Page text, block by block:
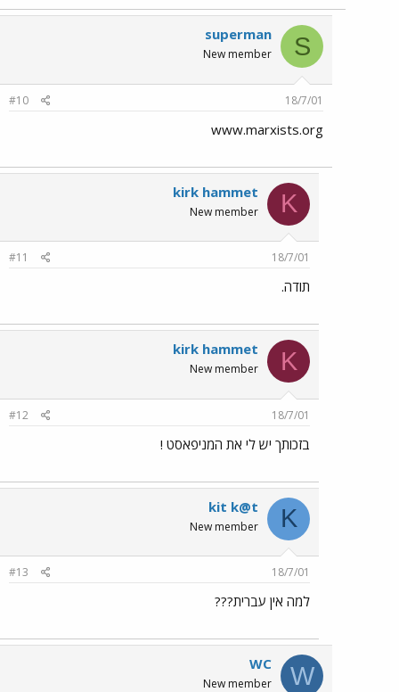
S
superman
New member
18/7/01
#10
www.marxists.org
K
kirk hammet
New member
18/7/01
#11
תודה.
K
kirk hammet
New member
18/7/01
#12
בזכותך יש לי את המניפאסט !
K
kit k@t
New member
18/7/01
#13
למה אין עברית???
W
WC
New member